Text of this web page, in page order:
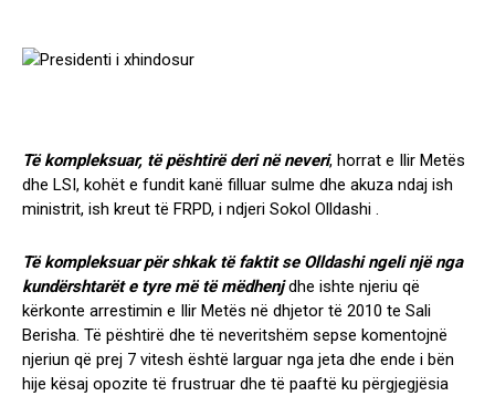
Të kompleksuar, të pështirë deri në neveri, horrat e Ilir Metës
dhe LSI, kohët e fundit kanë filluar sulme dhe akuza ndaj ish
ministrit, ish kreut të FRPD, i ndjeri Sokol Olldashi .
Të kompleksuar për shkak të faktit se Olldashi ngeli një nga
kundërshtarët e tyre më të mëdhenjdhe ishte njeriu që
kërkonte arrestimin e Ilir Metës në dhjetor të 2010 te Sali
Berisha. Të pështirë dhe të neveritshëm sepse komentojnë
njeriun që prej 7 vitesh është larguar nga jeta dhe ende i bën
hije kësaj opozite të frustruar dhe të paaftë ku përgjegjësia